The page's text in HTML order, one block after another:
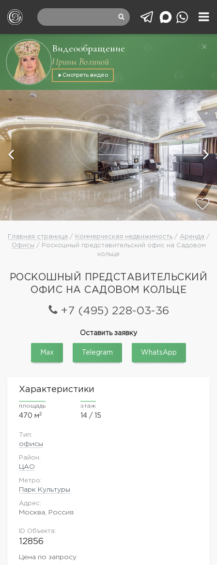
Видеообращение
Ирины Волиной
Смотреть видео
Главная страница / Коммерческая недвижимость/ Аренда /
Офисы / Роскошный представительский офис на Садовом
кольце
РОСКОШНЫЙ ПРЕДСТАВИТЕЛЬСКИЙ
ОФИС НА САДОВОМ КОЛЬЦЕ
+7 (495) 228-03-36
Оставить заявку
Max Telegram WhatsApp
Характеристики
площадь
470 м2
этаж
14 / 15
Тип:
офисы
Район:
ЦАО
Метро:
Парк Культуры
Адрес:
Москва, Россия
ID Объекта:
12856
Цена по запросу